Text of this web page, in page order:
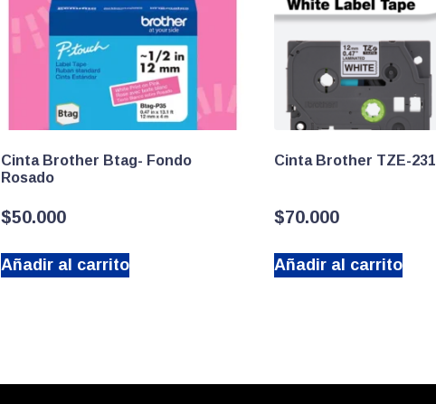
Cinta Brother Btag- Fondo
Rosado
$50.000
Añadir al carrito
Cinta Brother TZE-231
$70.000
Añadir al carrito